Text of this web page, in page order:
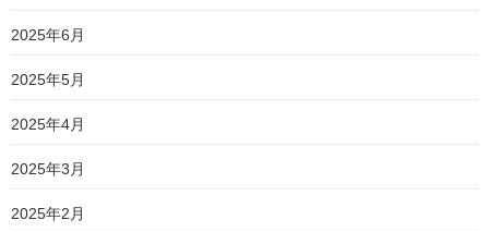
2025年6月
2025年5月
2025年4月
2025年3月
2025年2月